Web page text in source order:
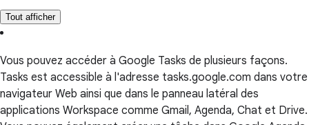
Tout afficher
Vous pouvez accéder à Google Tasks de plusieurs façons.
Tasks est accessible à l'adresse tasks.google.com dans votre
navigateur Web ainsi que dans le panneau latéral des
applications Workspace comme Gmail, Agenda, Chat et Drive.